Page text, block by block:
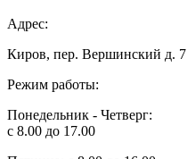
Адрес:
Киров, пер. Вершинский д. 7
Режим работы:
Понедельник - Четверг:
с 8.00 до 17.00